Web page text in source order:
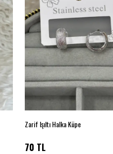
Zarif Işıltı Halka Küpe
70 TL